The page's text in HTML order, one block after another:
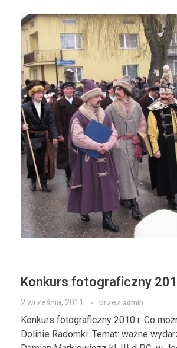
Konkurs fotograficzny
2 września, 2011 przez admin
Konkurs fotograficzny 2010 r. Co
Dolinie Radomki. Temat: ważne